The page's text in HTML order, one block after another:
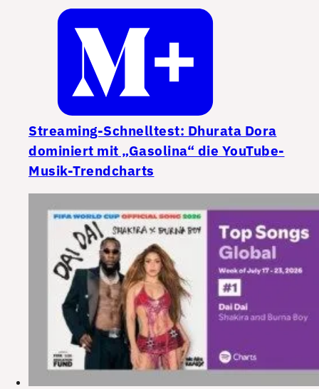
Streaming-Schnelltest: Dhurata Dora
dominiert mit „Gasolina“ die YouTube-
Musik-Trendcharts